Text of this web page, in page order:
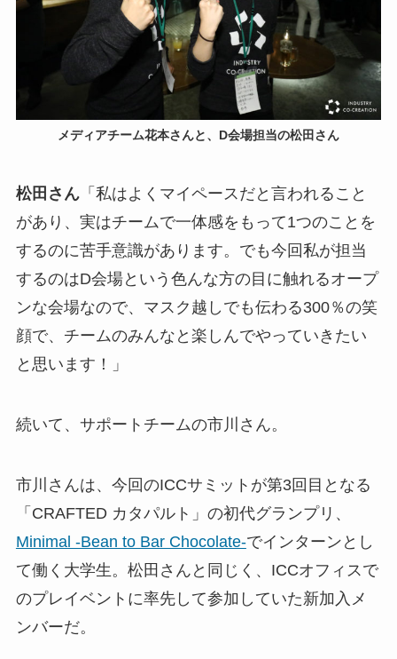
メディアチーム花本さんと、D会場担当の松田さん
松田さん「私はよくマイペースだと言われること
があり、実はチームで一体感をもって1つのことを
するのに苦手意識があります。でも今回私が担当
するのはD会場という色んな方の目に触れるオープ
ンな会場なので、マスク越しでも伝わる300％の笑
顔で、チームのみんなと楽しんでやっていきたい
と思います！」
続いて、サポートチームの市川さん。
市川さんは、今回のICCサミットが第3回目となる
「CRAFTED カタパルト」の初代グランプリ、
Minimal -Bean to Bar Chocolate-でインターンとし
て働く大学生。松田さんと同じく、ICCオフィスで
のプレイベントに率先して参加していた新加入メ
ンバーだ。